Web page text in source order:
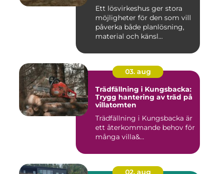
Ett lösvirkeshus ger stora
möjligheter för den som vill
påverka både planlösning,
material och känsl...
03. aug
Trädfällning i Kungsbacka:
Trygg hantering av träd på
villatomten
Trädfällning i Kungsbacka är
ett återkommande behov för
många villa&...
02. aug